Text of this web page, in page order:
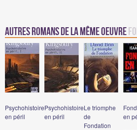
Autres romans de la même oeuvre
Psychohistoire
en péril
Psychohistoire
en péril
Le triomphe
de
Fondation
en